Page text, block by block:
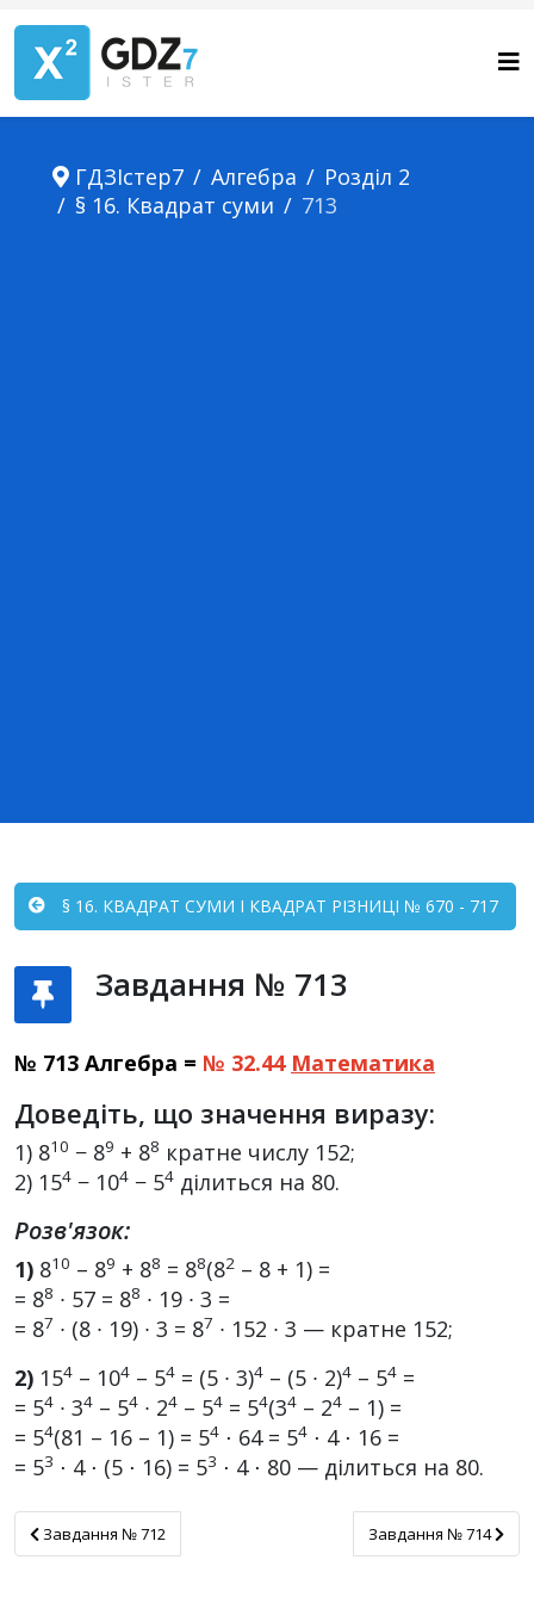
ГДЗІстер7 Алгебра
Розділ 2
§ 16. Квадрат суми
713
§ 16. КВАДРАТ СУМИ І КВАДРАТ РІЗНИЦІ № 670 - 717
Завдання № 713
№ 713 Алгебра = № 32.44 Математика
Доведіть, що значення виразу:
1) 810 − 89 + 88 кратне числу 152;
2) 154 − 104 − 54 ділиться на 80.
Розв'язок:
1) 810 – 89 + 88 = 88(82 – 8 + 1) =
= 88 ∙ 57 = 88 ∙ 19 ∙ 3 =
= 87 ∙ (8 ∙ 19) ∙ 3 = 87 ∙ 152 ∙ 3 — кратне 152;
2) 154 – 104 – 54 = (5 ∙ 3)4 – (5 ∙ 2)4 – 54 =
= 54 ∙ 34 – 54 ∙ 24 – 54 = 54(34 – 24 – 1) =
= 54(81 – 16 – 1) = 54 ⋅ 64 = 54 ⋅ 4 ⋅ 16 =
= 53 ⋅ 4 ⋅ (5 ⋅ 16) = 53 ⋅ 4 ⋅ 80 — ділиться на 80.
Завдання № 712
Завдання № 712 Завдання № 714
Завдання № 714